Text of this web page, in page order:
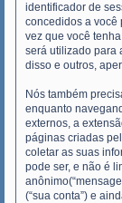
identificador de
concedidos a você
vez que você
será utilizado para
disso e outros,
Nós também
enquanto
externos, a
páginas criadas
coletar as suas
pode ser, e não é
(“sua conta”) e